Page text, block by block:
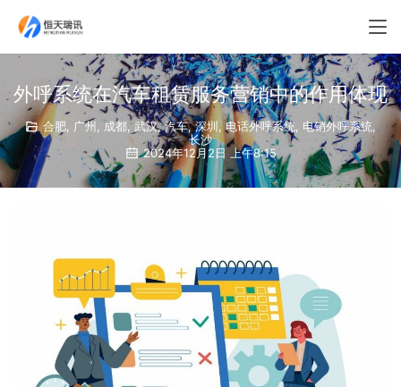
外呼系统在汽车租赁服务营销中的作用体现
合肥 广州 ,成都 ,武汉,汽车,深圳 ,电话外呼系统 电销外呼系统
长沙
2024年12月2日 上午8:15